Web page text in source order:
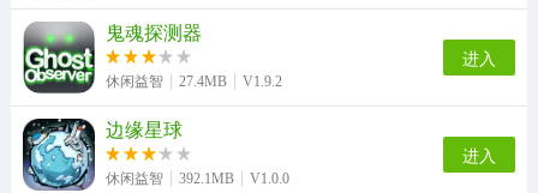
鬼魂探测器
休闲益智 27.4MB V1.9.2
进入
边缘星球
休闲益智 392.1MB V1.0.0
进入